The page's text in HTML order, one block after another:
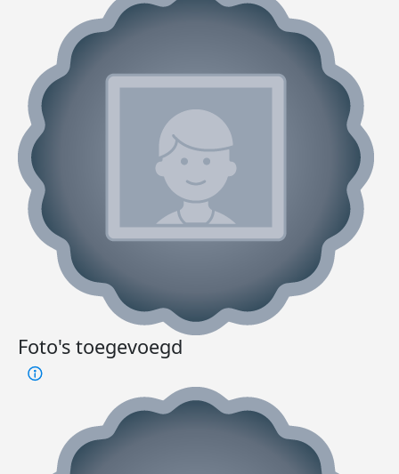
Foto's toegevoegd